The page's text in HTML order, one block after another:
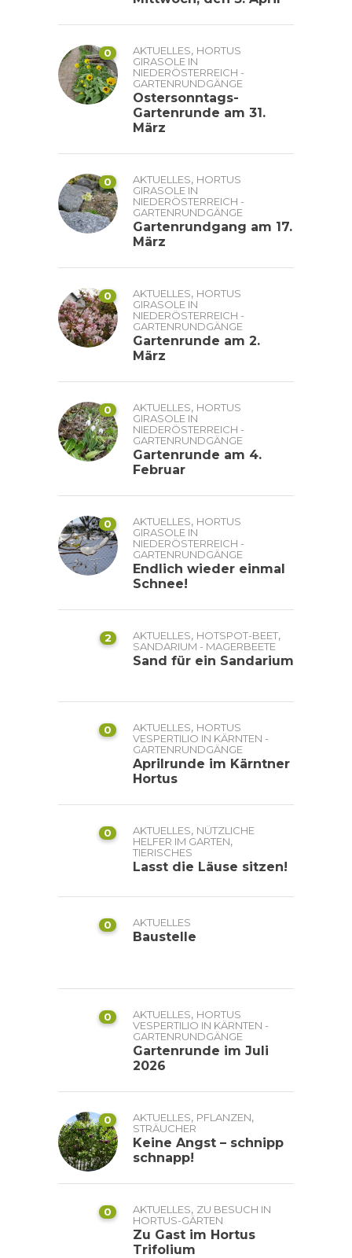
0 AKTUELLES, HORTUS
GIRASOLE IN
NIEDERÖSTERREICH -
GARTENRUNDGÄNGE
Ostersonntags-
Gartenrunde am 31.
März
0 AKTUELLES, HORTUS
GIRASOLE IN
NIEDERÖSTERREICH -
GARTENRUNDGÄNGE
Gartenrundgang am 17.
März
0 AKTUELLES, HORTUS
GIRASOLE IN
NIEDERÖSTERREICH -
GARTENRUNDGÄNGE
Gartenrunde am 2.
März
0 AKTUELLES, HORTUS
GIRASOLE IN
NIEDERÖSTERREICH -
GARTENRUNDGÄNGE
Gartenrunde am 4.
Februar
0 AKTUELLES, HORTUS
GIRASOLE IN
NIEDERÖSTERREICH -
GARTENRUNDGÄNGE
Endlich wieder einmal
Schnee!
2 AKTUELLES, HOTSPOT-BEET,
SANDARIUM - MAGERBEETE
Sand für ein Sandarium
0 AKTUELLES, HORTUS
VESPERTILIO IN KÄRNTEN -
GARTENRUNDGÄNGE
Aprilrunde im Kärntner
Hortus
0 AKTUELLES, NÜTZLICHE
HELFER IM GARTEN,
TIERISCHES
Lasst die Läuse sitzen!
0 AKTUELLES
Baustelle
0 AKTUELLES, HORTUS
VESPERTILIO IN KÄRNTEN -
GARTENRUNDGÄNGE
Gartenrunde im Juli
2026
0 AKTUELLES, PFLANZEN,
STRÄUCHER
Keine Angst – schnipp
schnapp!
0 AKTUELLES, ZU BESUCH IN
HORTUS-GÄRTEN
Zu Gast im Hortus
Trifolium